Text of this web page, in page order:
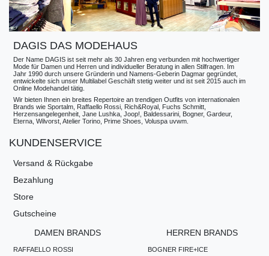
DAGIS DAS MODEHAUS
Der Name DAGIS ist seit mehr als 30 Jahren eng verbunden mit hochwertiger
Mode für Damen und Herren und individueller Beratung in allen Stilfragen. Im
Jahr 1990 durch unsere Gründerin und Namens-Geberin Dagmar gegründet,
entwickelte sich unser Multilabel Geschäft stetig weiter und ist seit 2015 auch im
Online Modehandel tätig.
Wir bieten Ihnen ein breites Repertoire an trendigen Outfits von internationalen
Brands wie Sportalm, Raffaello Rossi, Rich&Royal, Fuchs Schmitt,
Herzensangelegenheit, Jane Lushka, Joop!, Baldessarini, Bogner, Gardeur,
Eterna, Wilvorst, Atelier Torino, Prime Shoes, Voluspa uvwm.
KUNDENSERVICE
Versand & Rückgabe
Bezahlung
Store
Gutscheine
DAMEN BRANDS
RAFFAELLO ROSSI
HERREN BRANDS
BOGNER FIRE+ICE